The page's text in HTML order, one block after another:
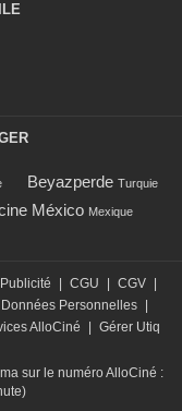
Beyazperde Turquie
México Mexique
Publicité CGU CGV
Données Personnelles
AlloCiné
Gérer Utiq
sur le numéro AlloCiné :